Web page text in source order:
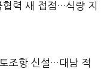
협력 새 접점…식량 지
조항 신설…대남 적